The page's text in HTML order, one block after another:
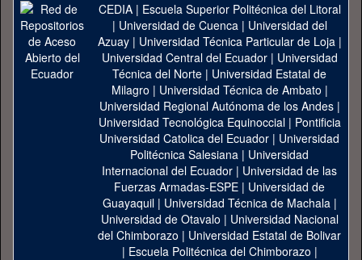
CEDIA| Escuela Superior Politécnica del Litoral
| Universidad de Cuenca| Universidad del
Azuay| Universidad Técnica Particular de Loja|
Universidad Central del Ecuador| Universidad
Técnica del Norte | Universidad Estatal de
Milagro | Universidad Técnica de Ambato |
Universidad Regional Autónoma de los Andes|
Universidad Tecnológica Equinoccial| Pontificia
Universidad Catolica del Ecuador | Universidad
Politécnica Salesiana | Universidad
Internacional del Ecuador | Universidad de las
Fuerzas Armadas-ESPE | Universidad de
Guayaquil| Universidad Técnica de Machala|
Universidad de Otavalo | Universidad Nacional
del Chimborazo | Universidad Estatal de Bolivar
| Escuela Politécnica del Chimborazo |